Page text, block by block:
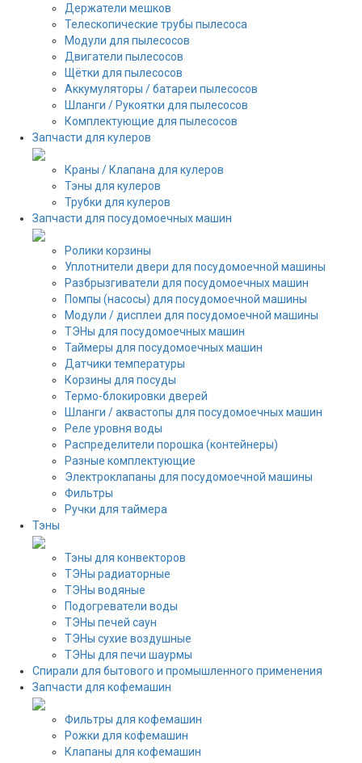
Держатели мешков
Телескопические трубы пылесоса
Модули для пылесосов
Двигатели пылесосов
Щётки для пылесосов
Аккумуляторы / батареи пылесосов
Шланги / Рукоятки для пылесосов
Комплектующие для пылесосов
Запчасти для кулеров
Краны / Клапана для кулеров
Тэны для кулеров
Трубки для кулеров
Запчасти для посудомоечных машин
Ролики корзины
Уплотнители двери для посудомоечной машины
Разбрызгиватели для посудомоечных машин
Помпы (насосы) для посудомоечной машины
Модули / дисплеи для посудомоечной машины
ТЭНы для посудомоечных машин
Таймеры для посудомоечных машин
Датчики температуры
Корзины для посуды
Термо-блокировки дверей
Шланги / аквастопы для посудомоечных машин
Реле уровня воды
Распределители порошка (контейнеры)
Разные комплектующие
Электроклапаны для посудомоечной машины
Фильтры
Ручки для таймера
Тэны
Тэны для конвекторов
ТЭНы радиаторные
ТЭНы водяные
Подогреватели воды
ТЭНы печей саун
ТЭНы сухие воздушные
ТЭНы для печи шаурмы
Спирали для бытового и промышленного применения
Запчасти для кофемашин
Фильтры для кофемашин
Рожки для кофемашин
Клапаны для кофемашин